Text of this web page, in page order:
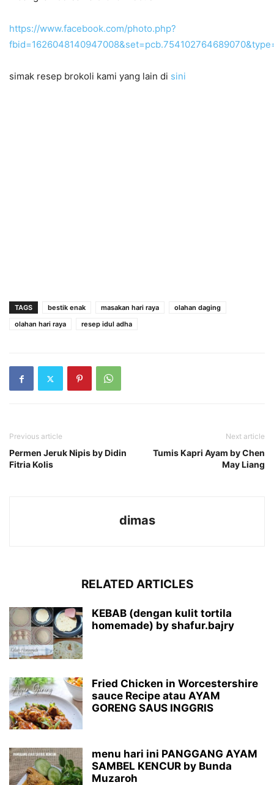
https://www.facebook.com/photo.php?
simak resep brokoli kami yang lain di sini
TAGS bestik enak masakan hari raya
olahan daging
olahan hari raya
resep idul adha
Previous article
Permen Jeruk Nipis by Didin
Fitria Kolis
Next article
Tumis Kapri Ayam by Chen
May Liang
dimas
RELATED ARTICLES
KEBAB (dengan kulit tortila
homemade) by shafur.bajry
Fried Chicken in Worcestershire
sauce Recipe atau AYAM
GORENG SAUS INGGRIS
menu hari ini PANGGANG AYAM
SAMBEL KENCUR by Bunda
Muzaroh